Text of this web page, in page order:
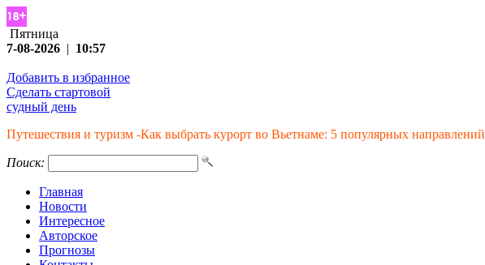
Пятница
7-08-2026 | 10:57
Добавить в избранное
Сделать стартовой
судный день
Путешествия и туризм -Как выбрать курорт во Вьетнаме: 5 популярных направлений
Поиск:
Главная
Новости
Интересное
Авторское
Прогнозы